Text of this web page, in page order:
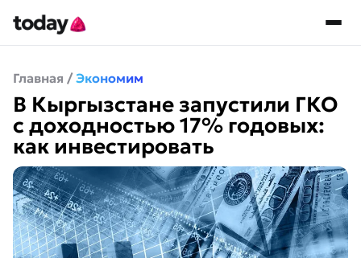
Главная / Экономим
В Кыргызстане запустили ГКО
с доходностью 17% годовых:
как инвестировать